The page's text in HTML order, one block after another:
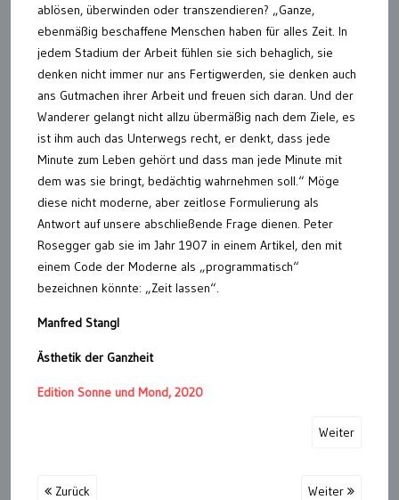
ablösen, überwinden oder transzendieren? „Ganze,
ebenmäßig beschaffene Menschen haben für alles Zeit. In
jedem Stadium der Arbeit fühlen sie sich behaglich, sie
denken nicht immer nur ans Fertigwerden, sie denken auch
ans Gutmachen ihrer Arbeit und freuen sich daran. Und der
Wanderer gelangt nicht allzu übermäßig nach dem Ziele, es
ist ihm auch das Unterwegs recht, er denkt, dass jede
Minute zum Leben gehört und dass man jede Minute mit
dem was sie bringt, bedächtig wahrnehmen soll.“ Möge
diese nicht moderne, aber zeitlose Formulierung als
Antwort auf unsere abschließende Frage dienen. Peter
Rosegger gab sie im Jahr 1907 in einem Artikel, den mit
einem Code der Moderne als „programmatisch“
bezeichnen könnte: „Zeit lassen“.
Manfred Stangl
Ästhetik der Ganzheit
Edition Sonne und Mond, 2020
Weiter
Zurück Weiter